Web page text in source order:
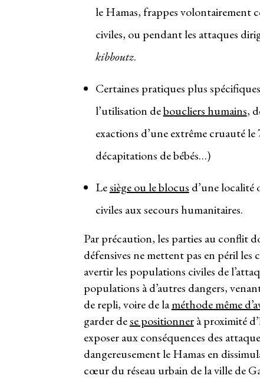
le Hamas, frappes volontairement
civiles, ou pendant les attaques
kibboutz.
Certaines pratiques plus
l’utilisation deboucliers humains,
exactions d’une extrême cruauté
décapitations de bébés…)
Lesiège ou le blocus d’une localité
civiles aux secours humanitaires.
Par précaution, les parties au conflit
défensives ne mettent pas en péril les
avertir les populations civiles de
populations à d’autres dangers,
de repli, voire de laméthode même
garder dese positionnerà proximité
exposer aux conséquences des
dangereusement le Hamas en
cœur du réseau urbain de la ville de